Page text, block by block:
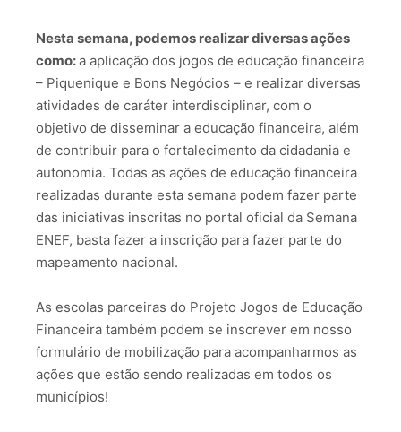
Nesta semana, podemos realizar diversas ações
como:a aplicação dos jogos de educação financeira
– Piquenique e Bons Negócios – e realizar diversas
atividades de caráter interdisciplinar, com o
objetivo de disseminar a educação financeira, além
de contribuir para o fortalecimento da cidadania e
autonomia. Todas as ações de educação financeira
realizadas durante esta semana podem fazer parte
das iniciativas inscritas no portal oficial da Semana
ENEF, basta fazer a inscrição para fazer parte do
mapeamento nacional.
As escolas parceiras do Projeto Jogos de Educação
Financeira também podem se inscrever em nosso
formulário de mobilização para acompanharmos as
ações que estão sendo realizadas em todos os
municípios!